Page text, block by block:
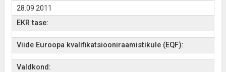
28.09.2011
EKR tase:
Viide Euroopa kvalifikatsiooniraamistikule (EQF):
Valdkond: